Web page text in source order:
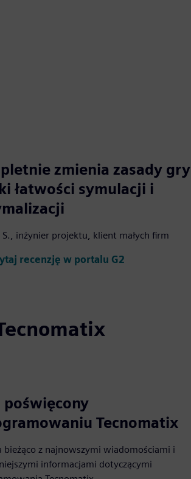
zmienia zasady gry
łatwości symulacji i
S., inżynier projektu, klient małych firm
recenzję w portalu G2
poświęcony
Tecnomatix
bieżąco z najnowszymi wiadomościami i
informacjami dotyczącymi